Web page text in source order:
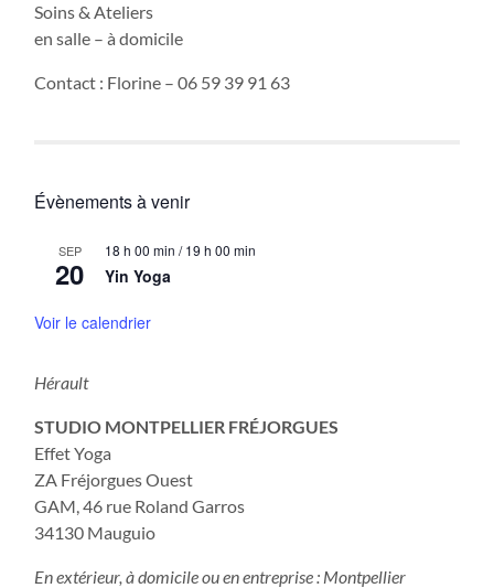
Soins & Ateliers
en salle – à domicile
Contact : Florine – 06 59 39 91 63
Évènements à venir
SEP
20
18 h 00 min /19 h 00 min
Yin Yoga
Voir le calendrier
Hérault
STUDIO MONTPELLIER FRÉJORGUES
Effet Yoga
ZA Fréjorgues Ouest
GAM, 46 rue Roland Garros
34130 Mauguio
En extérieur, à domicile ou en entreprise : Montpellier